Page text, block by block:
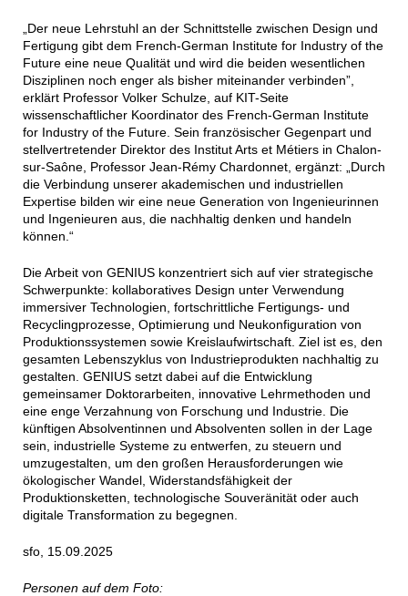
„Der neue Lehrstuhl an der Schnittstelle zwischen Design und
Fertigung gibt dem French-German Institute for Industry of the
Future eine neue Qualität und wird die beiden wesentlichen
Disziplinen noch enger als bisher miteinander verbinden”,
erklärt Professor Volker Schulze, auf KIT-Seite
wissenschaftlicher Koordinator des French-German Institute
for Industry of the Future. Sein französischer Gegenpart und
stellvertretender Direktor des Institut Arts et Métiers in Chalon-
sur-Saône, Professor Jean-Rémy Chardonnet, ergänzt: „Durch
die Verbindung unserer akademischen und industriellen
Expertise bilden wir eine neue Generation von Ingenieurinnen
und Ingenieuren aus, die nachhaltig denken und handeln
können.“
Die Arbeit von GENIUS konzentriert sich auf vier strategische
Schwerpunkte: kollaboratives Design unter Verwendung
immersiver Technologien, fortschrittliche Fertigungs- und
Recyclingprozesse, Optimierung und Neukonfiguration von
Produktionssystemen sowie Kreislaufwirtschaft. Ziel ist es, den
gesamten Lebenszyklus von Industrieprodukten nachhaltig zu
gestalten. GENIUS setzt dabei auf die Entwicklung
gemeinsamer Doktorarbeiten, innovative Lehrmethoden und
eine enge Verzahnung von Forschung und Industrie. Die
künftigen Absolventinnen und Absolventen sollen in der Lage
sein, industrielle Systeme zu entwerfen, zu steuern und
umzugestalten, um den großen Herausforderungen wie
ökologischer Wandel, Widerstandsfähigkeit der
Produktionsketten, technologische Souveränität oder auch
digitale Transformation zu begegnen.
sfo, 15.09.2025
Personen auf dem Foto: